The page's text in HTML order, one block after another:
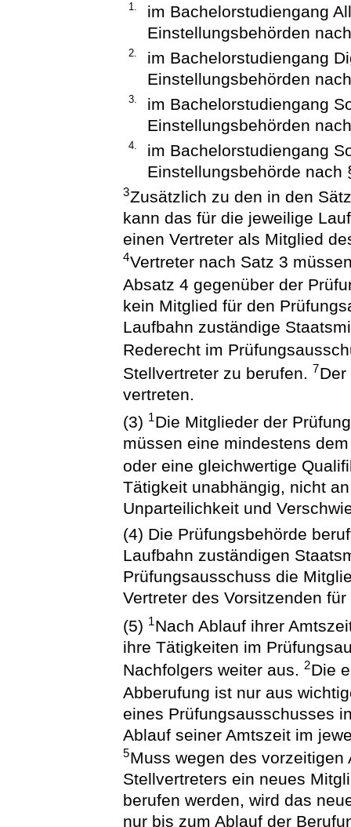
1.
im Bachelorstudiengang
Einstellungsbehörden
2.
im Bachelorstudiengang
Einstellungsbehörden
3.
im Bachelorstudiengang
Einstellungsbehörden
4.
im Bachelorstudiengang
Einstellungsbehörde nach
3Zusätzlich zu den in den
kann das für die jeweilige
einen Vertreter als Mitglied
4Vertreter nach Satz 3
Absatz 4 gegenüber der
kein Mitglied für den
Laufbahn zuständige
Rederecht im
Stellvertreter zu berufen.
7
vertreten.
(3) 1Die Mitglieder der
müssen eine mindestens
oder eine gleichwertige
Tätigkeit unabhängig, nicht
Unparteilichkeit und
(4) Die Prüfungsbehörde
Laufbahn zuständigen
Prüfungsausschuss die
Vertreter des Vorsitzenden
(5) 1Nach Ablauf ihrer
ihre Tätigkeiten im
Nachfolgers weiter aus.2Die
Abberufung ist nur aus
eines Prüfungsausschusses
Ablauf seiner Amtszeit im
5Muss wegen des
Stellvertreters ein neues
berufen werden, wird das
nur bis zum Ablauf der